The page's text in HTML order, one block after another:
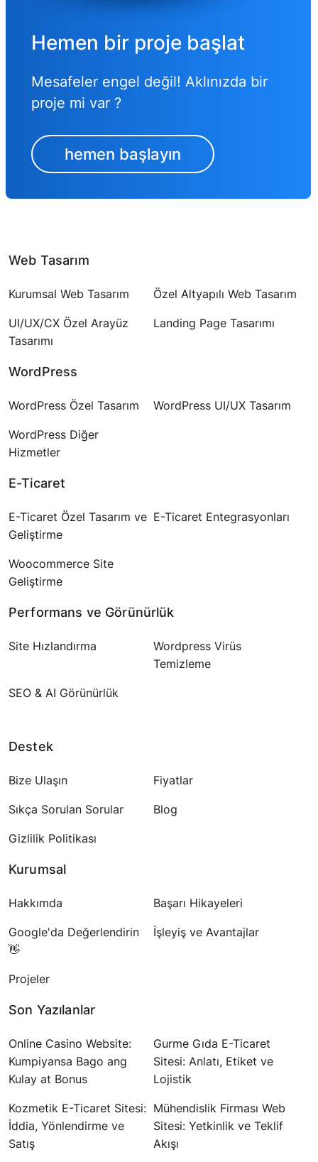
Hemen bir proje başlat
Mesafeler engel değil! Aklınızda bir
proje mi var ?
hemen başlayın
Web Tasarım
Kurumsal Web Tasarım Özel Altyapılı Web Tasarım
UI/UX/CX Özel Arayüz
Tasarımı
Landing Page Tasarımı
WordPress
WordPress Özel Tasarım WordPress UI/UX Tasarım
WordPress Diğer
Hizmetler
E-Ticaret
E-Ticaret Özel Tasarım ve
Geliştirme
E-Ticaret Entegrasyonları
Woocommerce Site
Geliştirme
Performans ve Görünürlük
Site Hızlandırma
Wordpress Virüs
Temizleme
SEO & AI Görünürlük
Destek
Bize Ulaşın Fiyatlar
Sıkça Sorulan Sorular Blog
Gizlilik Politikası
Kurumsal
Hakkımda Başarı Hikayeleri
Google'da Değerlendirin
👋
İşleyiş ve Avantajlar
Projeler
Son Yazılanlar
Online Casino Website:
Kumpiyansa Bago ang
Kulay at Bonus
Gurme Gıda E-Ticaret
Sitesi: Anlatı, Etiket ve
Lojistik
Kozmetik E-Ticaret Sitesi:
İddia, Yönlendirme ve
Satış
Mühendislik Firması Web
Sitesi: Yetkinlik ve Teklif
Akışı